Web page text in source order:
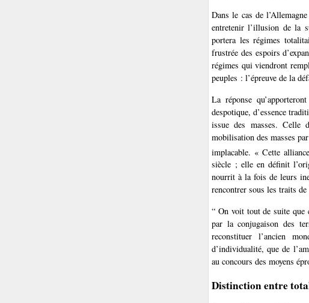
Dans le cas de
entretenir l’illusion de la
portera les régimes
frustrée des espoirs
régimes qui viendront
peuples : l’épreuve de la
La réponse
despotique, d’essence
issue des masses. Celle
mobilisation des masses
implacable. « Cette
siècle ; elle en définit
nourrit à la fois de leurs
rencontrer sous les traits
“ On voit tout de suite que
par la conjugaison des
reconstituer l’ancien
d’individualité, que de
au concours des moyens
Distinction entre